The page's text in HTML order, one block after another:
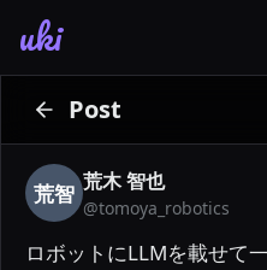
uki
Post
荒智 荒木 智也
@tomoya_robotics
ロボットにLLMを載せて